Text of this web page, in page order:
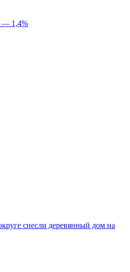
— 1,4%
снесли деревянный дом на